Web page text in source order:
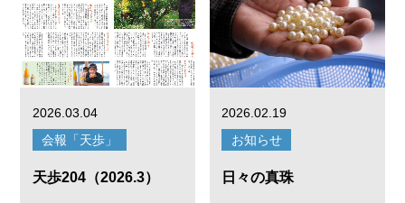
2026.03.04
会報「天歩」
天歩204（2026.3）
2026.02.19
お知らせ
日々の真珠